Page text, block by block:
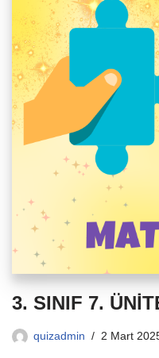
3. SINIF 7.
quizadmin 2 Mart